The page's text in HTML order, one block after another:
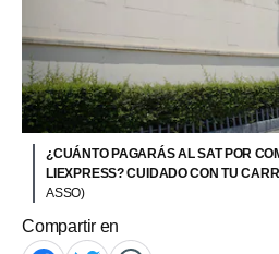
¿CUÁNTO PAGARÁS AL SAT POR
LIEXPRESS? CUIDADO CON TU
ASSO)
Compartir en